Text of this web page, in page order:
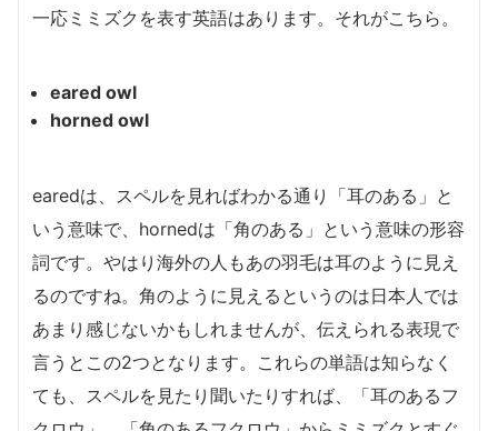
一応ミミズクを表す英語はあります。それがこちら。
eared owl
horned owl
earedは、スペルを見ればわかる通り「耳のある」と
いう意味で、hornedは「角のある」という意味の形容
詞です。やはり海外の人もあの羽毛は耳のように見え
るのですね。角のように見えるというのは日本人では
あまり感じないかもしれませんが、伝えられる表現で
言うとこの2つとなります。これらの単語は知らなく
ても、スペルを見たり聞いたりすれば、「耳のあるフ